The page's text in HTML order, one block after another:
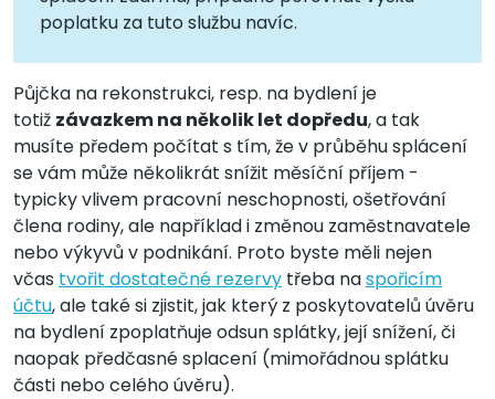
poplatku za tuto službu navíc.
Půjčka na rekonstrukci, resp. na bydlení je
totiž závazkem na několik let dopředu, a tak
musíte předem počítat s tím, že v průběhu splácení
se vám může několikrát snížit měsíční příjem -
typicky vlivem pracovní neschopnosti, ošetřování
člena rodiny, ale například i změnou zaměstnavatele
nebo výkyvů v podnikání. Proto byste měli nejen
včas tvořit dostatečné rezervy třeba naspořicím
účtu, ale také si zjistit, jak který z poskytovatelů úvěru
na bydlení zpoplatňuje odsun splátky, její snížení, či
naopak předčasné splacení (mimořádnou splátku
části nebo celého úvěru).